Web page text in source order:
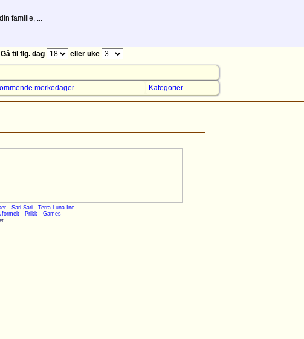
familie, ...
Gå til flg. dag
eller uke
merkedager Kategorier
- Sari-Sari- Terra Luna Inc
- Prikk - Games